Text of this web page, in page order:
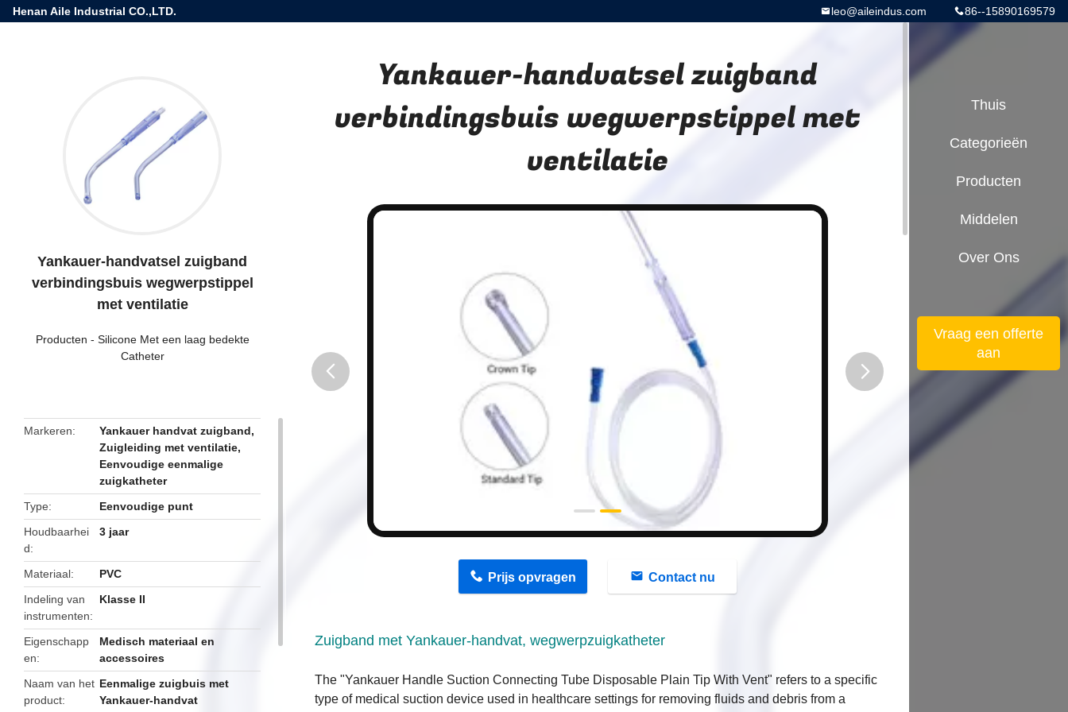
Henan Aile Industrial CO.,LTD. 86--15890169579
leo@aileindus.com
Yankauer-handvatsel zuigband
verbindingsbuis wegwerpstippel
met ventilatie
Producten - Silicone Met een laag bedekte
Catheter
Markeren Yankauer handvat zuigband,
Zuigleiding met ventilatie,
Eenvoudige eenmalige
zuigkatheter
Type
Eenvoudige punt
Houdbaarhei
d
3 jaar
Materiaal
PVC
Indeling van
instrumenten
Klasse II
Eigenschapp
en
Medisch materiaal en
accessoires
Naam van het
product
Eenmalige zuigbuis met
Yankauer-handvat
Yankauer-handvatsel zuigband
verbindingsbuis wegwerpstippel met
ventilatie
Prijs opvragen Contact nu
Zuigband met Yankauer-handvat, wegwerpzuigkatheter
The "Yankauer Handle Suction Connecting Tube Disposable Plain Tip With Vent" refers to a specific
type of medical suction device used in healthcare settings for removing fluids and debris from a
Thuis
Categorieën
Producten
Middelen
Over Ons
Vraag een offerte
aan